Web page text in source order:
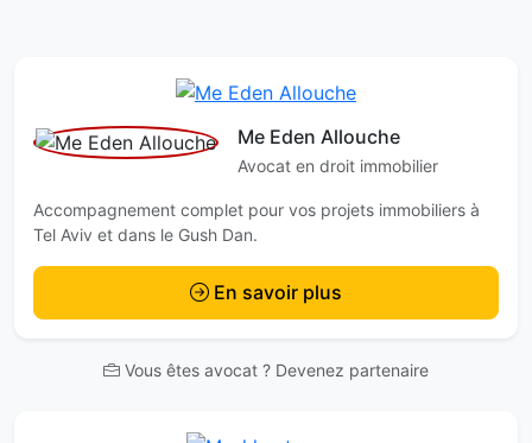
Me Eden Allouche
Avocat en droit immobilier
Accompagnement complet pour vos projets immobiliers à
Tel Aviv et dans le Gush Dan.
En savoir plus
Vous êtes avocat ? Devenez partenaire